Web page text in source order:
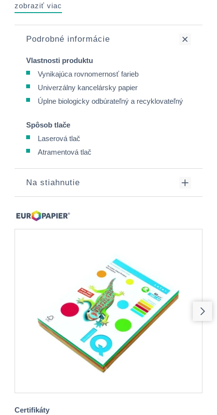
zobraziť viac
Podrobné informácie
Vlastnosti produktu
Vynikajúca rovnomernosť farieb
Univerzálny kancelársky papier
Úplne biologicky odbúrateľný a recyklovateľný
Spôsob tlače
Laserová tlač
Atramentová tlač
Na stiahnutie
Certifikáty